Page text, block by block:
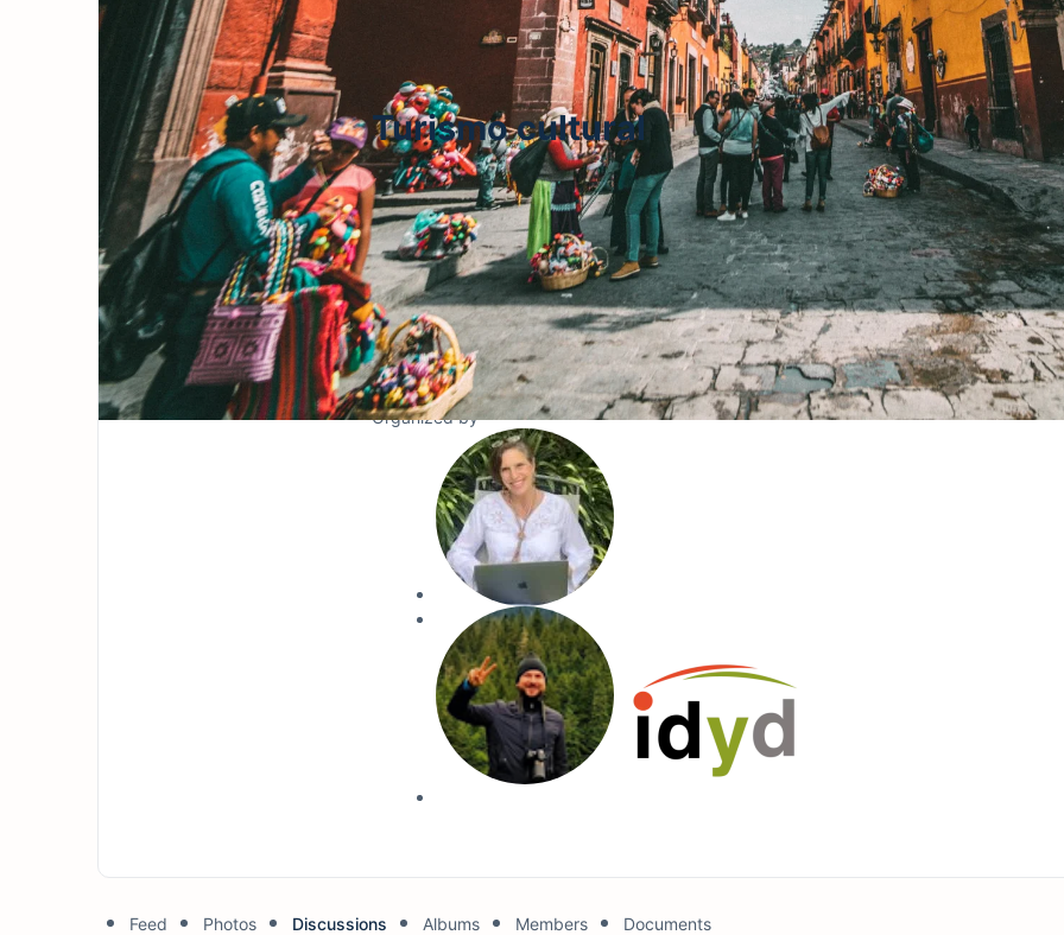
Turismo cultural Público Grupo
Público GrupoActivo hace 4 semanas
Un grupo para compartir, reflexionar y aprender en conjunto sobre los factores que
Público Grupo
Organizadores:
Organized by
Feed Photos Discussions Albums Members Documents